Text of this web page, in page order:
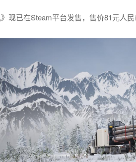
现已在Steam平台发售，售价81元人民